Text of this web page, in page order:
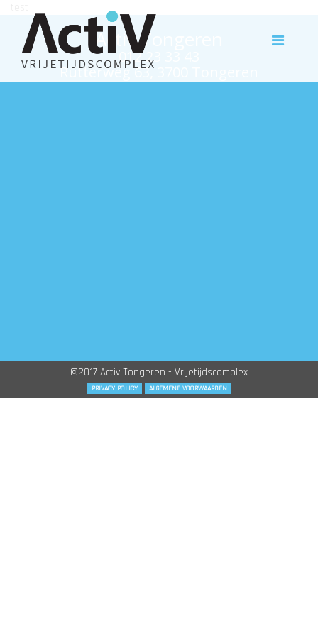
Activ Tongeren
012 23 33 43
Rutterweg 63, 3700 Tongeren
©2017 Activ Tongeren - Vrijetijdscomplex
PRIVACY POLICY ALGEMENE VOORWAARDEN